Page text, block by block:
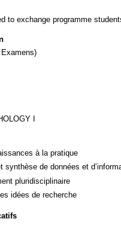
to exchange programme
I
à la pratique
synthèse de données et
pluridisciplinaire
idées de recherche